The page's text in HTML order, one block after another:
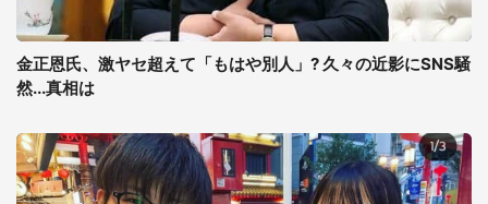
金正恩氏、激ヤセ超えて「もはや別人」? 久々の近影にSNS騒
然...真相は